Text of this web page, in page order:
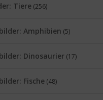
Tiere (256)
Amphibien (5)
Dinosaurier (17)
Fische (48)